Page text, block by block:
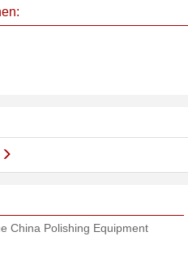
China Polishing Equipment